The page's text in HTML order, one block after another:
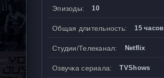
Эпизоды: 10
Общая длительность: 15 часов
Студии/Телеканал: Netflix
Озвучка сериала: TVShows